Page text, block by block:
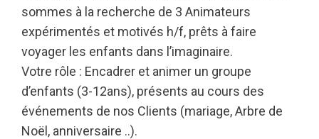
sommes à la recherche de 3 Animateurs
expérimentés et motivés h/f, prêts à faire
voyager les enfants dans l’imaginaire.
Votre rôle : Encadrer et animer un groupe
d’enfants (3-12ans), présents au cours des
événements de nos Clients (mariage, Arbre de
Noël, anniversaire ..).